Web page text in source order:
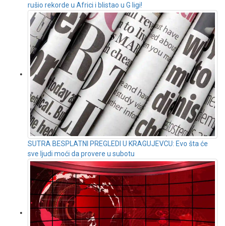
rušio rekorde u Africi i blistao u G ligi!
SUTRA BESPLATNI PREGLEDI U KRAGUJEVCU: Evo šta će
sve ljudi moći da provere u subotu